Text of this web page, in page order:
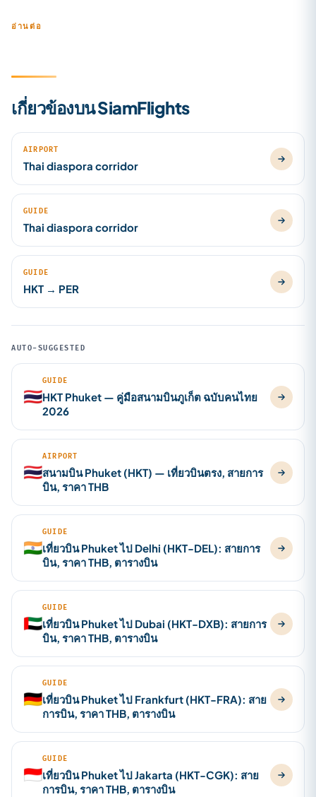
อ่านต่อ
เกี่ยวข้องบน SiamFlights
AIRPORT
Thai diaspora corridor
GUIDE
Thai diaspora corridor
GUIDE
HKT → PER
AUTO-SUGGESTED
🇹🇭
GUIDE
HKT Phuket — คู่มือสนามบินภูเก็ต ฉบับคนไทย
2026
🇹🇭
AIRPORT
สนามบิน Phuket (HKT) — เที่ยวบินตรง, สายการ
บิน, ราคา THB
🇮🇳
GUIDE
เที่ยวบิน Phuket ไป Delhi (HKT-DEL): สายการ
บิน, ราคา THB, ตารางบิน
🇦🇪
GUIDE
เที่ยวบิน Phuket ไป Dubai (HKT-DXB): สายการ
บิน, ราคา THB, ตารางบิน
🇩🇪
GUIDE
เที่ยวบิน Phuket ไป Frankfurt (HKT-FRA): สาย
การบิน, ราคา THB, ตารางบิน
🇮🇩
GUIDE
เที่ยวบิน Phuket ไป Jakarta (HKT-CGK): สาย
การบิน, ราคา THB, ตารางบิน